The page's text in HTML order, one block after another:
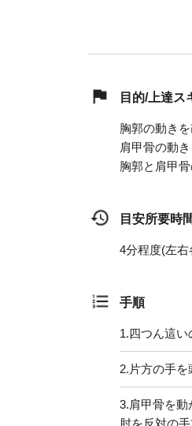
目的/上達ス
胸郭の動き
肩甲骨の動
胸郭と肩甲
目安所要時
4分程度(左
手順
1.四つん這い
2. 片方の手を
3.肩甲骨を動
肘を反対の